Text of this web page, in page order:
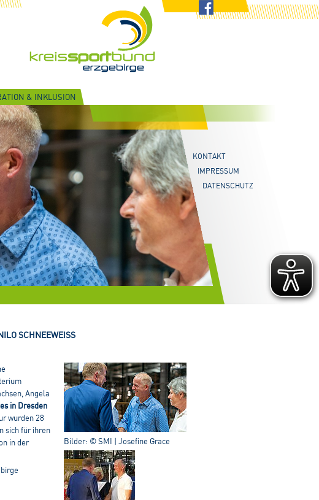
KONTAKT
IMPRESSUM
DATENSCHUTZ
& INKLUSION
SCHNEEWEISS
Bilder: © SMI | Josefine Grace
Angela
in Dresden
wurden 28
sich für ihren
in der